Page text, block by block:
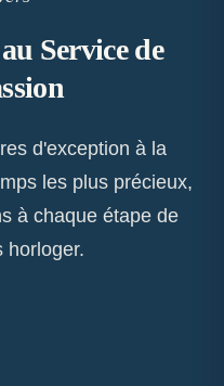
Service de
d'exception à la
les plus précieux,
à chaque étape de
horloger.